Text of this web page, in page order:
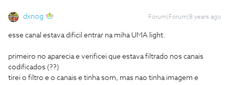
dxnog Forum|Forum|8 years ago
esse canal estava dificil entrar na miha UMA light.
primeiro no aparecia e verificei que estava filtrado nos canais
codificados (??)
tirei o filtro e o canais e tinha som, mas nao tinha imagem e